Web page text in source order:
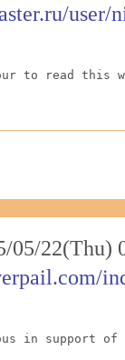
user/
to read
05/
in support of